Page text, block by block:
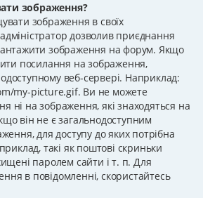
зображення?
зображення в своїх
дозволив приєднання
зображення на форум. Якщо
посилання на зображення,
веб-сервері. Наприклад:
my-picture.gif. Ви не можете
ні на зображення, які знаходяться на
він не є загальнодоступним
для доступу до яких потрібна
такі як поштові скриньки
паролем сайти і т. п. Для
в повідомленні, скористайтесь